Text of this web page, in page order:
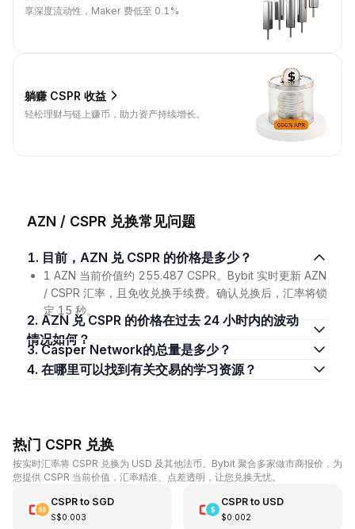
享深度流动性，Maker 费低至 0.1%
躺赚 CSPR 收益
轻松理财与链上赚币，助力资产持续增长。
AZN / CSPR 兑换常见问题
1. 目前，AZN 兑 CSPR 的价格是多少？
1 AZN 当前价值约 255.487 CSPR。Bybit 实时更新 AZN
/ CSPR 汇率，且免收兑换手续费。确认兑换后，汇率将锁
定 15 秒。
2. AZN 兑 CSPR 的价格在过去 24 小时内的波动
情况如何？
3. Casper Network的总量是多少？
4. 在哪里可以找到有关交易的学习资源？
热门 CSPR 兑换
按实时汇率将 CSPR 兑换为 USD 及其他法币。Bybit 聚合多家做市商报价，为
您提供 CSPR 当前价值，汇率精准、点差透明，让您兑换无忧。
CSPRto SGD
S$0.003
CSPRto USD
$0.002